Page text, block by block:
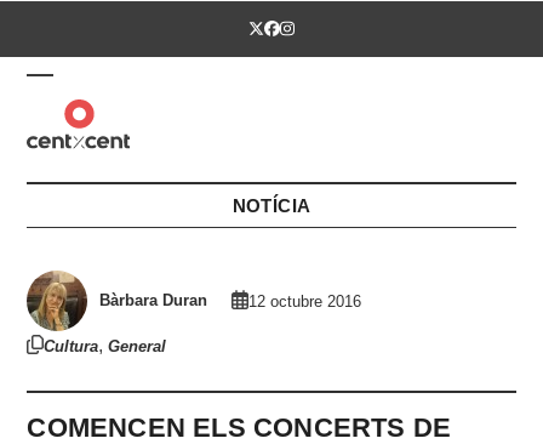
Twitter
Facebook
Instagram
Open
mobile
menu
Close
mobile
menu
NOTÍCIA
Bàrbara Duran 12 octubre 2016
Cultura,General
COMENCEN ELS CONCERTS DE